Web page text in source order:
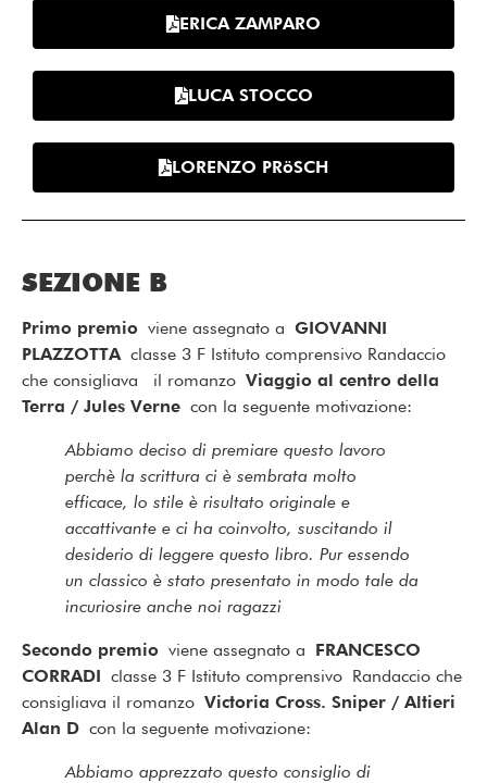
ERICA ZAMPARO
LUCA STOCCO
LORENZO PRöSCH
SEZIONE B
Primo premio viene assegnato a GIOVANNI
PLAZZOTTA classe 3 F Istituto comprensivo Randaccio
che consigliava il romanzo Viaggio al centro della
Terra / Jules Verne con la seguente motivazione:
Abbiamo deciso di premiare questo lavoro
perchè la scrittura ci è sembrata molto
efficace, lo stile è risultato originale e
accattivante e ci ha coinvolto, suscitando il
desiderio di leggere questo libro. Pur essendo
un classico è stato presentato in modo tale da
incuriosire anche noi ragazzi
Secondo premio viene assegnato a FRANCESCO
CORRADI classe 3 F Istituto comprensivo Randaccio che
consigliava il romanzo Victoria Cross. Sniper / Altieri
Alan D con la seguente motivazione:
Abbiamo apprezzato questo consiglio di